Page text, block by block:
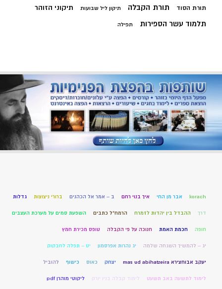
תורת הסוד תורת הקבלה תיקון ליל שבועות תיקוני הזוהר
תלמוד עשר הספירות תפילה
korach אבר מן החי איך בנוי רחם ב – אמר אל הכהנים ברורי ניצוצות גדלות
דרך ההבדל בין יהדות לזמרח הרמח"ל כתבים השפעת סמים על מערכת העצבים
חופה חכמת האמת חנוכה על פי הקבלה טופס מכירת חמץ
יג – להמשיך השגחה שלמה יג נהרות אפרסמון יט – תפלה לחבקוק
יעקב אבוחצירא mas ud abihatzeira יצחק כאוס כישוף להוביל
לימוד לתשעה באב תשעט לימוד קבלה בניו יורק ליקוטי מוהרן pdf